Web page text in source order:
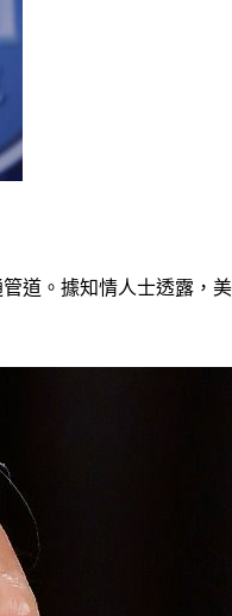
。據知情人士透露，美